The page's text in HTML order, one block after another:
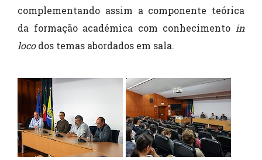
complementando assim a componente teórica
da formação académica com conhecimento in
locodos temas abordados em sala.